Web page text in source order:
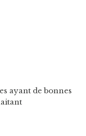
ayant de bonnes